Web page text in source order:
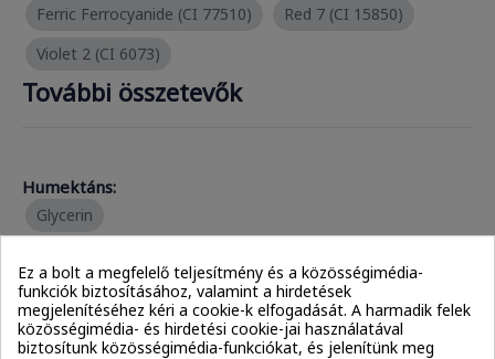
Ferric Ferrocyanide (CI 77510)
Red 7 (CI 15850)
Violet 2 (CI 6073)
További összetevők
Humektáns:
Glycerin
Állagjavítók:
PEG-100 Stearate
Carbomer
Euphorbia Cerifera (Candelilla) Wax
Ez a bolt a megfelelő teljesítmény és a közösségimédia-
funkciók biztosításához, valamint a hirdetések
megjelenítéséhez kéri a cookie-k elfogadását. A harmadik felek
közösségimédia- és hirdetési cookie-jai használatával
biztosítunk közösségimédia-funkciókat, és jelenítünk meg